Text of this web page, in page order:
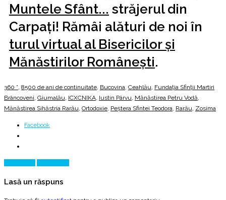
Muntele Sfânt... străjerul din
Carpați! Rămâi alături de noi în
turul virtual al Bisericilor şi
Mănăstirilor Româneşti.
360 °, 8500 de ani de continuitate, Bucovina, Ceahlău, Fundația Sfinții Martiri
Brâncoveni, Giumalău, ICXCNIKA, Iustin Pârvu, Mănăstirea Petru Vodă,
Mănăstirea Sihăstria Rarău, Ortodoxie, Peştera Sfintei Teodora, Rarău, Zosima
Facebook
Lasă un răspuns